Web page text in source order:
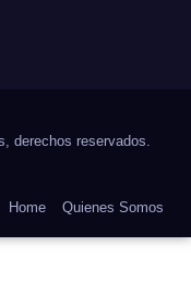
derechos reservados.
Home Quienes Somos